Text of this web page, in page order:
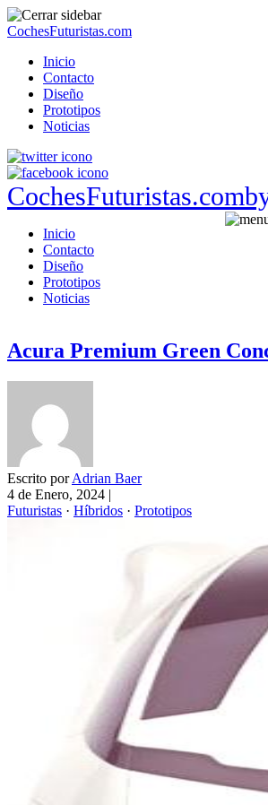
CochesFuturistas.com
Inicio
Contacto
Diseño
Prototipos
Noticias
CochesFuturistas.com
Inicio
Contacto
Diseño
Prototipos
Noticias
Acura Premium Green
Escrito porAdrian Baer
4 de Enero, 2024 |
Futuristas · Híbridos · Prototipos